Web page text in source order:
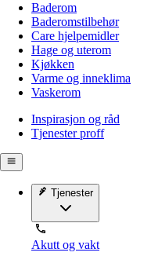
Baderom
Baderomstilbehør
Care hjelpemidler
Hage og uterom
Kjøkken
Varme og inneklima
Vaskerom
Inspirasjon og råd
Tjenester proff
Tjenester
Akutt og vakt